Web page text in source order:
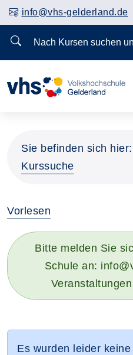
info@vhs-gelderland.de
Nach Kursen suchen
Sie befinden sich hier:
Kurssuche
Vorlesen
Bitte melden Sie
Schule an:
Es wurden leider